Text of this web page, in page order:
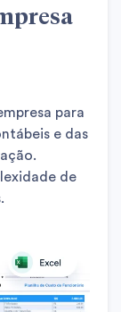
para
e das
de